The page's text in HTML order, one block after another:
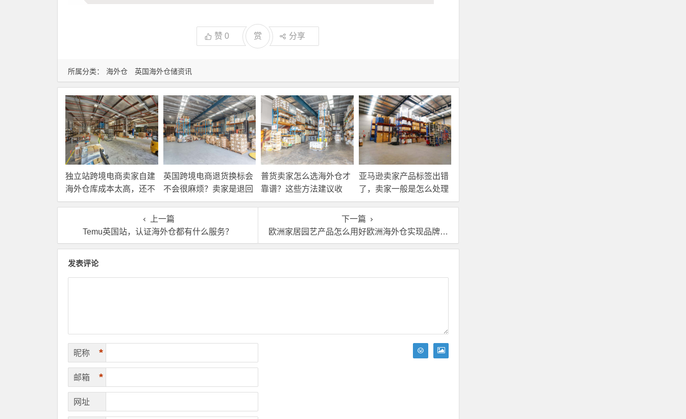
所属分类： 海外仓 英国海外仓储资讯
赞 0 赏 分享
独立站跨境电商卖家自建
海外仓库成本太高，还不
如直接找第三方自营海外
英国跨境电商退货换标会
不会很麻烦？卖家是退回
国内还是在海外直接处
理？
普货卖家怎么选海外仓才
靠谱？这些方法建议收
藏！
亚马逊卖家产品标签出错
了，卖家一般是怎么处理
的？
上一篇
Temu英国站，认证海外仓都有什么服务？
下一篇
欧洲家居园艺产品怎么用好欧洲海外仓实现品牌出海？
发表评论
昵称 *
邮箱 *
网址